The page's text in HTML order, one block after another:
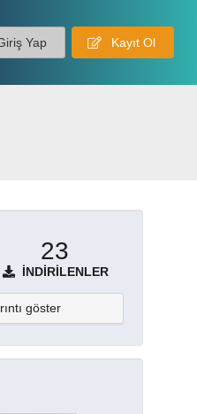
Yap Kayıt Ol
23
İNDIRILENLER
göster